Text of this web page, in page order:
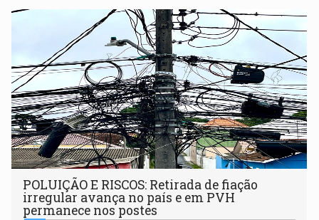
POLUIÇÃO E RISCOS: Retirada de fiação
irregular avança no país e em PVH
permanece nos postes